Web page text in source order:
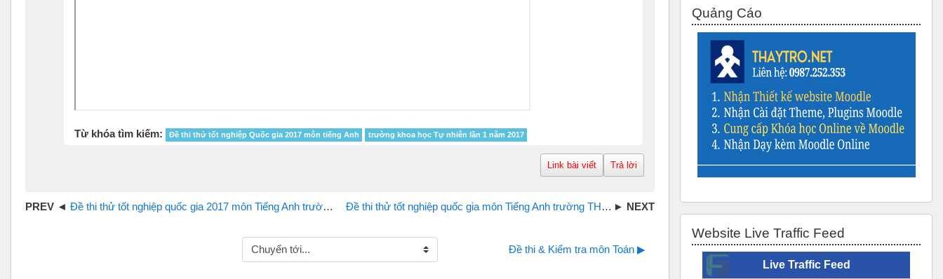
Từ khóa tìm kiếm: Đề thi thử tốt nghiệp Quốc gia 2017 môn tiếng Anh trường khoa học Tự nhiên lần 1 năm 2017
Link bài viết Trả lời
Đề thi thử tốt nghiệp quốc gia 2017 môn Tiếng Anh trường Tiên Du Số 1 tỉnh Vĩnh Phúc Đề thi thử tốt nghiệp quốc gia môn Tiếng Anh trường THPT Yên Lạc Vĩnh Phúc lần 1 năm 2017
Chuyển tới... Đề thi & Kiểm tra môn Toán ▶︎
Quảng Cáo
Website Live Traffic Feed
Live Traffic Feed